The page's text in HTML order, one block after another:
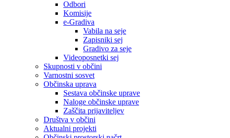
Odbori
Komisije
e-Gradiva
Vabila na seje
Zapisniki sej
Gradivo za seje
Videoposnetki sej
Skupnosti v občini
Varnostni sosvet
Občinska uprava
Sestava občinske uprave
Naloge občinske uprave
Zaščita prijaviteljev
Društva v občini
Aktualni projekti